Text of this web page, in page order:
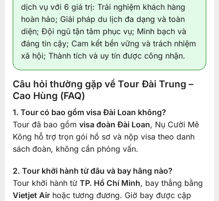
dịch vụ với 6 giá trị: Trải nghiệm khách hàng
hoàn hảo; Giải pháp du lịch đa dạng và toàn
diện; Đội ngũ tận tâm phục vụ; Minh bạch và
đáng tin cậy; Cam kết bền vững và trách nhiệm
xã hội; Thành tích và uy tín được công nhận.
Câu hỏi thường gặp về Tour Đài Trung –
Cao Hùng (FAQ)
1. Tour có bao gồm visa Đài Loan không?
Tour đã bao gồm visa đoàn Đài Loan, Nụ Cười Mê
Kông hỗ trợ trọn gói hồ sơ và nộp visa theo danh
sách đoàn, không cần phỏng vấn.
2. Tour khởi hành từ đâu và bay hãng nào?
Tour khởi hành từ TP. Hồ Chí Minh, bay thẳng bằng
Vietjet Airhoặc tương đương. Giờ bay được cập